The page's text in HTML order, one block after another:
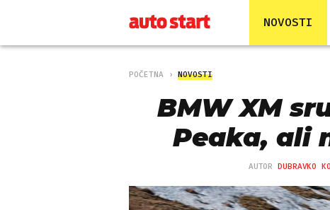
NOVOSTI
POČETNA NOVOSTI
BMW XM
Peaka, ali
AUTORDUBRAVKO